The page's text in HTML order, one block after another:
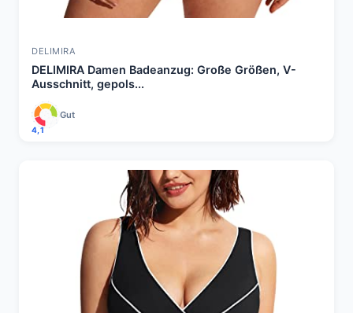
DELIMIRA
DELIMIRA Damen Badeanzug: Große Größen, V-
Ausschnitt, gepols...
4,1
Gut